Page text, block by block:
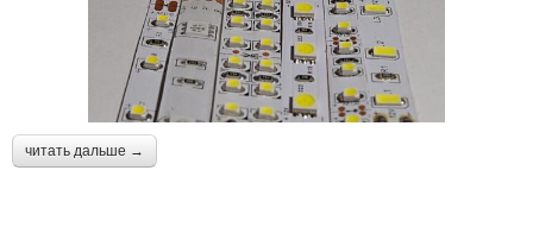
читать дальше →